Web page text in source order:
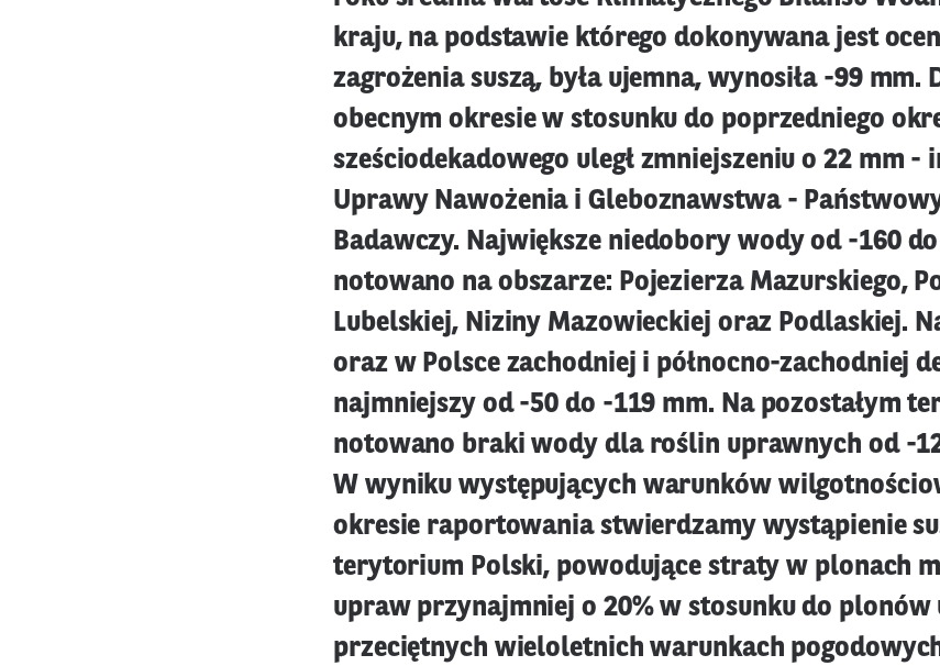
kraju, na podstawie którego dokonywana jest
zagrożenia suszą, była ujemna, wynosiła -99 mm.
obecnym okresie w stosunku do poprzedniego
sześciodekadowego uległ zmniejszeniu o 22 mm
Uprawy Nawożenia i Gleboznawstwa -
Badawczy. Największe niedobory wody od -160
notowano na obszarze: Pojezierza Mazurskiego,
Lubelskiej, Niziny Mazowieckiej oraz Podlaskiej.
oraz w Polsce zachodniej i północno-zachodniej
najmniejszy od -50 do -119 mm. Na pozostałym
notowano braki wody dla roślin uprawnych od -
W wyniku występujących warunków
okresie raportowania stwierdzamy wystąpienie
terytorium Polski, powodujące straty w plonach
upraw przynajmniej o 20% w stosunku do plonów
przeciętnych wieloletnich warunkach